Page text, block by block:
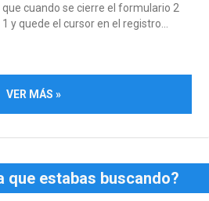
cuando se cierre el formulario 2
y quede el cursor en el registro...
VER MÁS »
que estabas buscando?